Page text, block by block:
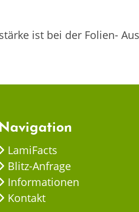
ist bei der Folien-
Navigation
LamiFacts
Blitz-Anfrage
Informationen
Kontakt